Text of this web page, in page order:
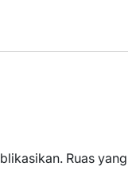
Ruas yang